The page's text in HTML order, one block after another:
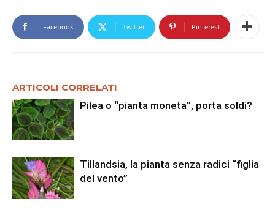
Facebook Twitter Pinterest
ARTICOLI CORRELATI
Pilea o “pianta moneta”, porta soldi?
Tillandsia, la pianta senza radici “figlia
del vento”